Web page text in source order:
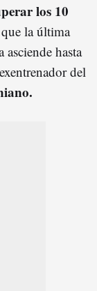
los 10
la última
asciende hasta
del